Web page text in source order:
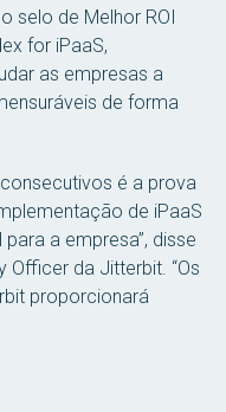
selo de Melhor ROI
for iPaaS,
as empresas a
de forma
é a prova
de iPaaS
a empresa”, disse
Officer da Jitterbit. “Os
proporcionará